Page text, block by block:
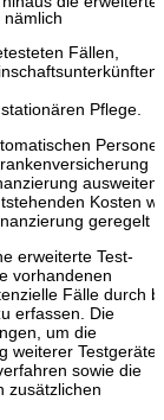
Fällen,
Pflege.
ausweiten
Kosten
geregelt
erweiterte Test-
vorhandenen
Fälle durch
erfassen. Die
um die
weiterer
sowie die
zusätzlichen